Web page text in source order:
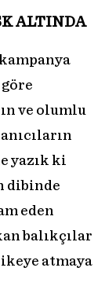
ALTINDA
ve olumlu
yazık ki
dibinde
eden
balıkçılar
atmaya